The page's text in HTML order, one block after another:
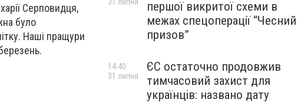
Серповидця,
було
Наші пращури
першої викритої схеми в
межах спецоперації “Чесний
призов”
ЄС остаточно продовжив
тимчасовий захист для
українців: названо дату
14:40
31 липня